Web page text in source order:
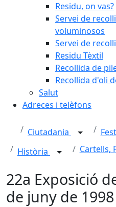
Residu, on vas?
Servei de
voluminosos
Servei de
Residu Tèxtil
Recollida de
Recollida d'oli
Salut
Adreces i telèfons
Ciutadania
Història
Cartells,
22a Exposició
de juny de 1998